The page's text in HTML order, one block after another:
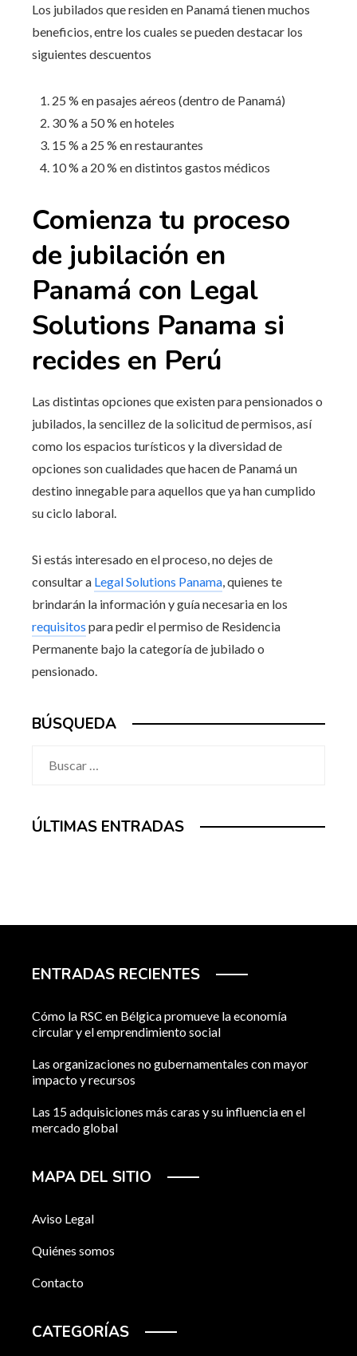
Los jubilados que residen en Panamá tienen muchos
beneficios, entre los cuales se pueden destacar los
siguientes descuentos
25 % en pasajes aéreos (dentro de Panamá)
30 % a 50 % en hoteles
15 % a 25 % en restaurantes
10 % a 20 % en distintos gastos médicos
Comienza tu proceso
de jubilación en
Panamá con Legal
Solutions Panama si
recides en Perú
Las distintas opciones que existen para pensionados o
jubilados, la sencillez de la solicitud de permisos, así
como los espacios turísticos y la diversidad de
opciones son cualidades que hacen de Panamá un
destino innegable para aquellos que ya han cumplido
su ciclo laboral.
Si estás interesado en el proceso, no dejes de
consultar a Legal Solutions Panama , quienes te
brindarán la información y guía necesaria en los
requisitos para pedir el permiso de Residencia
Permanente bajo la categoría de jubilado o
pensionado.
BÚSQUEDA
ÚLTIMAS ENTRADAS
ENTRADAS RECIENTES
Cómo la RSC en Bélgica promueve la economía
circular y el emprendimiento social
Las organizaciones no gubernamentales con mayor
impacto y recursos
Las 15 adquisiciones más caras y su influencia en el
mercado global
MAPA DEL SITIO
Aviso Legal
Quiénes somos
Contacto
CATEGORÍAS